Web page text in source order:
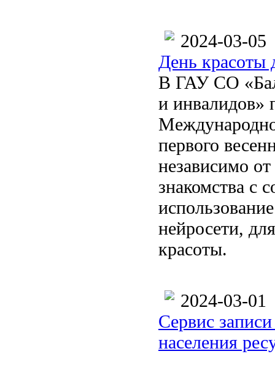
2024-03-05
День
В ГАУ СО
и инвалидов»
первого
независимо
знакомства с
нейросети,
красоты.
2024-03-01
Сервис
населения